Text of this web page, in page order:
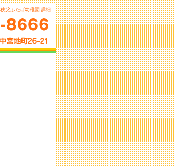
秩父ふたば幼稚園 詳細